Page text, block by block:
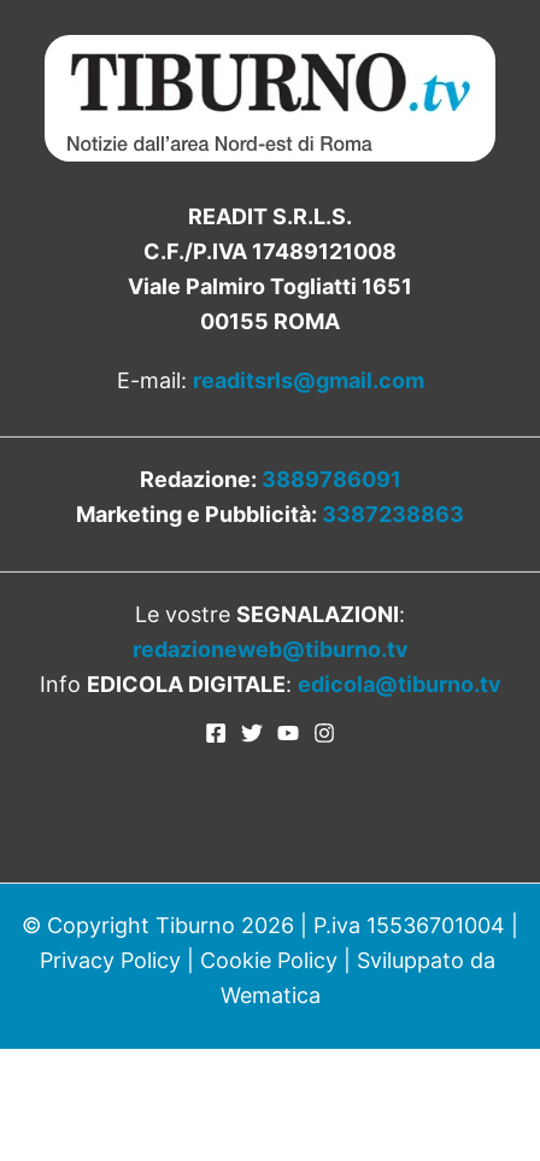
READIT S.R.L.S.
C.F./P.IVA 17489121008
Viale Palmiro Togliatti 1651
00155 ROMA
E-mail: readitsrls@gmail.com
Redazione: 3889786091
Marketing e Pubblicità: 3387238863
Le vostre SEGNALAZIONI:
redazioneweb@tiburno.tv
Info EDICOLA DIGITALE: edicola@tiburno.tv
© Copyright Tiburno 2026 | P.iva 15536701004 |
Privacy Policy| Cookie Policy| Sviluppato da
Wematica